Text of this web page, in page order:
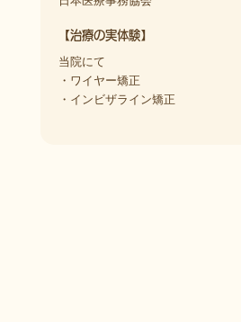
【治療の実体験】
当院にて
・ワイヤー矯正
・インビザライン矯正